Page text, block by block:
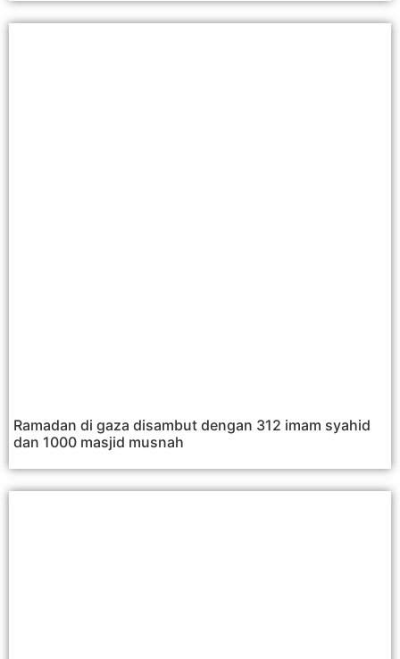
Ramadan di gaza disambut dengan 312 imam syahid
dan 1000 masjid musnah